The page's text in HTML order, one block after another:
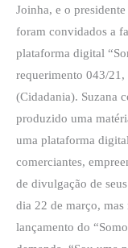
Joinha, e o
foram convidados a
plataforma digital
requerimento 043/21,
(Cidadania). Suzana
produzido uma
uma plataforma
comerciantes,
de divulgação de
dia 22 de março,
lançamento do